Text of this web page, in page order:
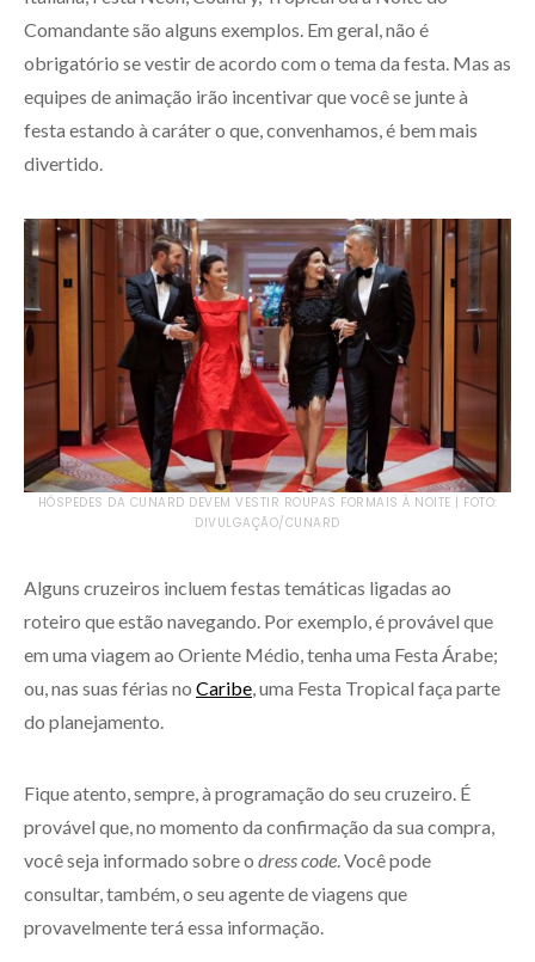
Comandante são alguns exemplos. Em geral, não é
obrigatório se vestir de acordo com o tema da festa. Mas as
equipes de animação irão incentivar que você se junte à
festa estando à caráter o que, convenhamos, é bem mais
divertido.
HÓSPEDES DA CUNARD DEVEM VESTIR ROUPAS FORMAIS À NOITE | FOTO:
DIVULGAÇÃO/CUNARD
Alguns cruzeiros incluem festas temáticas ligadas ao
roteiro que estão navegando. Por exemplo, é provável que
em uma viagem ao Oriente Médio, tenha uma Festa Árabe;
ou, nas suas férias no Caribe, uma Festa Tropical faça parte
do planejamento.
Fique atento, sempre, à programação do seu cruzeiro. É
provável que, no momento da confirmação da sua compra,
você seja informado sobre o dress code. Você pode
consultar, também, o seu agente de viagens que
provavelmente terá essa informação.